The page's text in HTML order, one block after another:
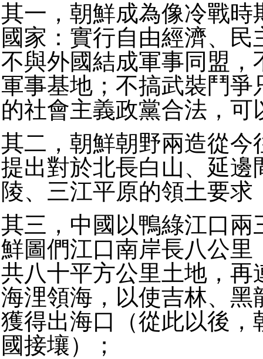
其一，朝鮮成為像冷戰時
國家：實行自由經濟、民
不與外國結成軍事同盟，
軍事基地；不搞武裝鬥爭
的社會主義政黨合法，可
其二，朝鮮朝野兩造從今
提出對於北長白山、延邊
陵、三江平原的領土要求
其三，中國以鴨綠江口兩
鮮圖們江口南岸長八公里
共八十平方公里土地，再
海浬領海，以使吉林、黑
獲得出海口（從此以後，
國接壤）；